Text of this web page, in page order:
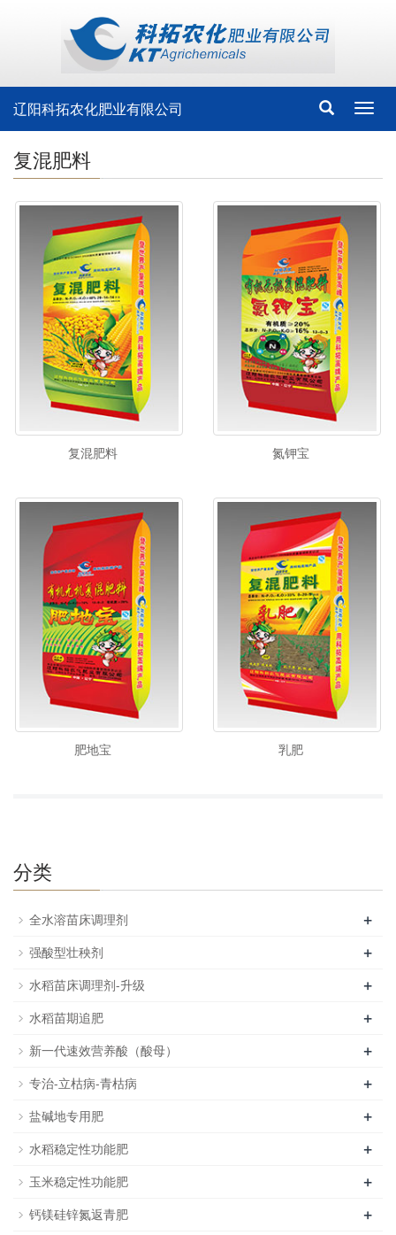
辽阳科拓农化肥业有限公司
复混肥料
复混肥料 氮钾宝
肥地宝 乳肥
分类
全水溶苗床调理剂 +
强酸型壮秧剂 +
水稻苗床调理剂-升级 +
水稻苗期追肥 +
新一代速效营养酸（酸母） +
专治-立枯病-青枯病 +
盐碱地专用肥 +
水稻稳定性功能肥 +
玉米稳定性功能肥 +
钙镁硅锌氮返青肥 +